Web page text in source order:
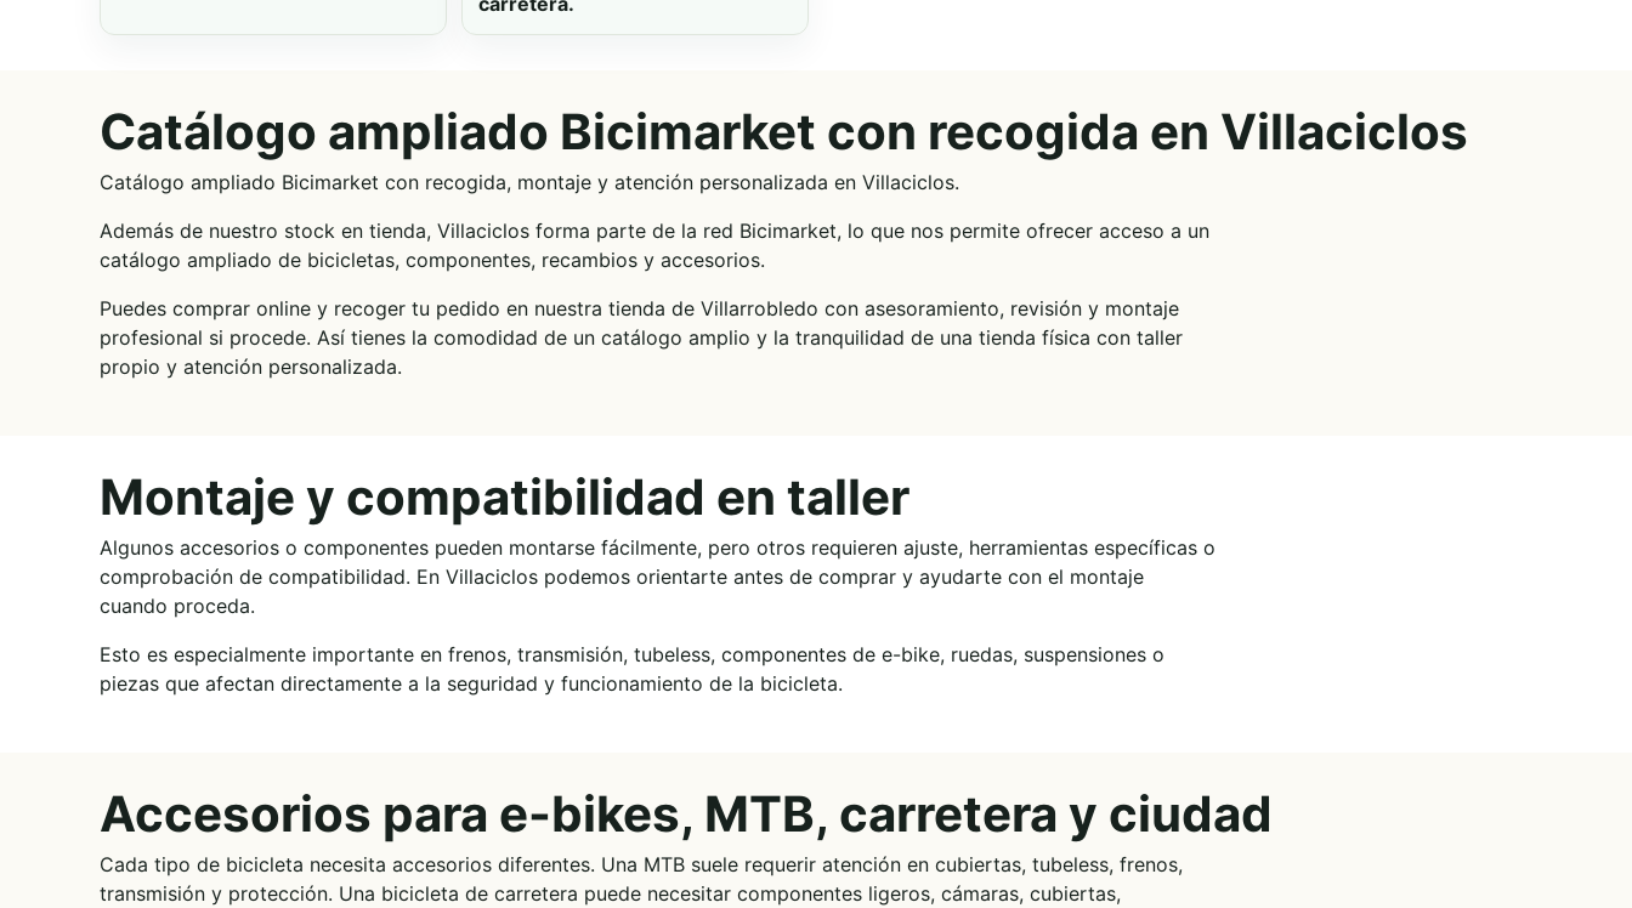
Catálogo ampliado Bicimarket con recogida en Villaciclos
Catálogo ampliado Bicimarket con recogida, montaje y atención personalizada en Villaciclos.
Además de nuestro stock en tienda, Villaciclos forma parte de la red Bicimarket, lo que nos permite ofrecer acceso a un
catálogo ampliado de bicicletas, componentes, recambios y accesorios.
Puedes comprar online y recoger tu pedido en nuestra tienda de Villarrobledo con asesoramiento, revisión y montaje
profesional si procede. Así tienes la comodidad de un catálogo amplio y la tranquilidad de una tienda física con taller
propio y atención personalizada.
Montaje y compatibilidad en taller
Algunos accesorios o componentes pueden montarse fácilmente, pero otros requieren ajuste, herramientas específicas o
comprobación de compatibilidad. En Villaciclos podemos orientarte antes de comprar y ayudarte con el montaje
cuando proceda.
Esto es especialmente importante en frenos, transmisión, tubeless, componentes de e-bike, ruedas, suspensiones o
piezas que afectan directamente a la seguridad y funcionamiento de la bicicleta.
Accesorios para e-bikes, MTB, carretera y ciudad
Cada tipo de bicicleta necesita accesorios diferentes. Una MTB suele requerir atención en cubiertas, tubeless, frenos,
transmisión y protección. Una bicicleta de carretera puede necesitar componentes ligeros, cámaras, cubiertas,